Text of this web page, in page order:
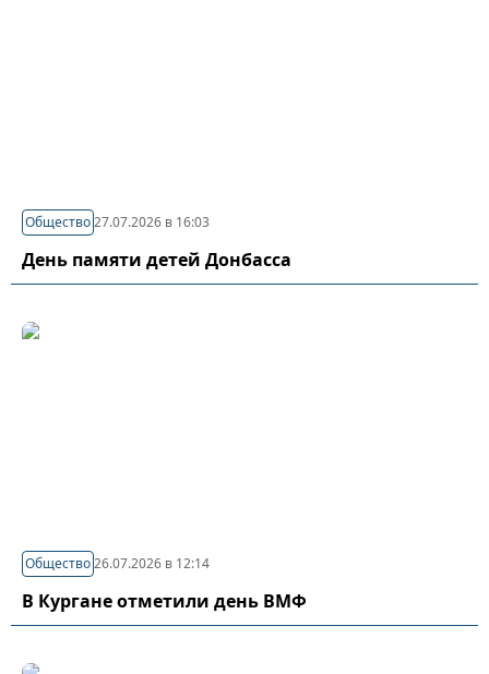
Общество27.07.2026 в 16:03
День памяти детей Донбасса
Общество26.07.2026 в 12:14
В Кургане отметили день ВМФ